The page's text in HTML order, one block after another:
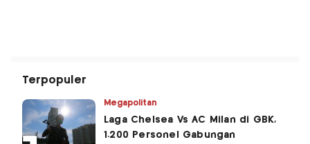
Terpopuler
Megapolitan
Laga Chelsea Vs AC Milan di GBK,
1.200 Personel Gabungan